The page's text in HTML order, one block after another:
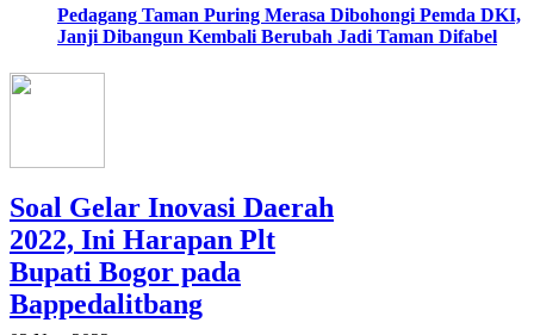
Pedagang Taman Puring Merasa Dibohongi Pemda DKI,
Janji Dibangun Kembali Berubah Jadi Taman Difabel
Soal Gelar Inovasi Daerah
2022, Ini Harapan Plt
Bupati Bogor pada
Bappedalitbang